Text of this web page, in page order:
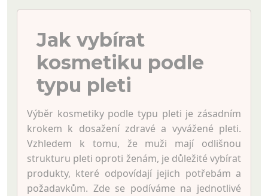
Jak vybírat
kosmetiku podle
typu pleti
Výběr kosmetiky podle typu pleti je zásadním
krokem k dosažení zdravé a vyvážené pleti.
Vzhledem k tomu, že muži mají odlišnou
strukturu pleti oproti ženám, je důležité vybírat
produkty, které odpovídají jejich potřebám a
požadavkům. Zde se podíváme na jednotlivé